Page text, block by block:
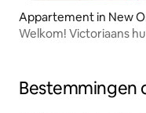
Appartement in New
Welkom! Victoriaans
Bestemmingen